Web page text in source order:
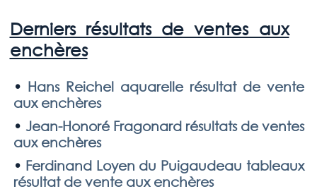
Derniers résultats de ventes aux
enchères
• Hans Reichel aquarelle résultat de vente
aux enchères
• Jean-Honoré Fragonard résultats de ventes
aux enchères
• Ferdinand Loyen du Puigaudeau tableaux
résultat de vente aux enchères